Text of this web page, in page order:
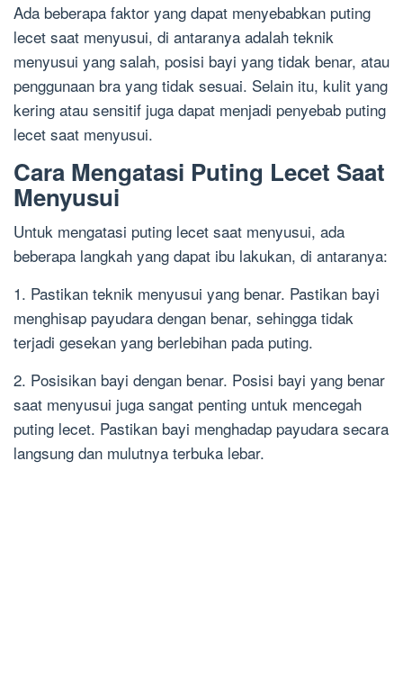
Ada beberapa faktor yang dapat menyebabkan puting
lecet saat menyusui, di antaranya adalah teknik
menyusui yang salah, posisi bayi yang tidak benar, atau
penggunaan bra yang tidak sesuai. Selain itu, kulit yang
kering atau sensitif juga dapat menjadi penyebab puting
lecet saat menyusui.
Cara Mengatasi Puting Lecet Saat
Menyusui
Untuk mengatasi puting lecet saat menyusui, ada
beberapa langkah yang dapat ibu lakukan, di antaranya:
1. Pastikan teknik menyusui yang benar. Pastikan bayi
menghisap payudara dengan benar, sehingga tidak
terjadi gesekan yang berlebihan pada puting.
2. Posisikan bayi dengan benar. Posisi bayi yang benar
saat menyusui juga sangat penting untuk mencegah
puting lecet. Pastikan bayi menghadap payudara secara
langsung dan mulutnya terbuka lebar.